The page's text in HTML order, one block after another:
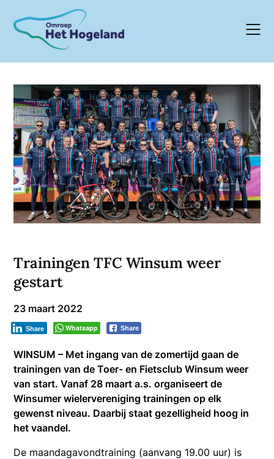
content
Trainingen TFC Winsum weer
gestart
23 maart 2022
Whatsapp Share
Share
WINSUM – Met ingang van de zomertijd gaan de
trainingen van de Toer- en Fietsclub Winsum weer
van start. Vanaf 28 maart a.s. organiseert de
Winsumer wielervereniging trainingen op elk
gewenst niveau. Daarbij staat gezelligheid hoog in
het vaandel.
De maandagavondtraining (aanvang 19.00 uur) is